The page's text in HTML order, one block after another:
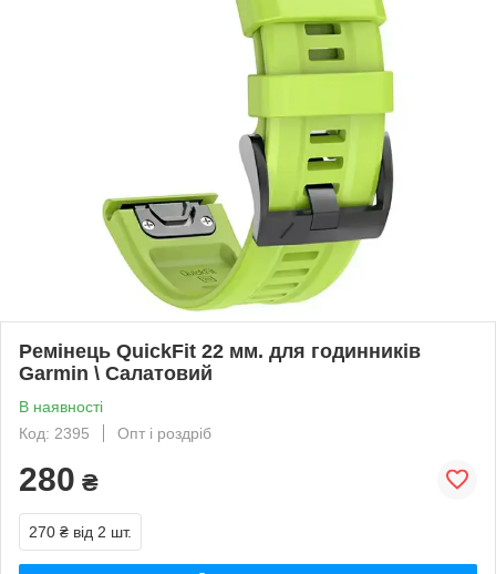
Ремінець QuickFit 22 мм. для годинників
Garmin \ Салатовий
В наявності
Код: 2395
Опт і роздріб
280 ₴
270 ₴ від 2 шт.